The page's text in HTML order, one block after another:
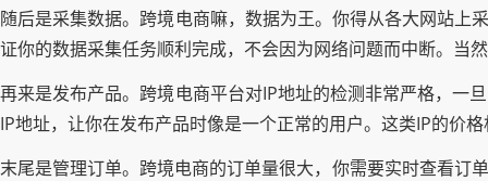
随后是采集数据。跨境电商嘛，数据为王。你得从各大网站上
证你的数据采集任务顺利完成，不会因为网络问题而中断。当
再来是发布产品。跨境电商平台对IP地址的检测非常严格，一
IP地址，让你在发布产品时像是一个正常的用户。这类IP的价
末尾是管理订单。跨境电商的订单量很大，你需要实时查看订